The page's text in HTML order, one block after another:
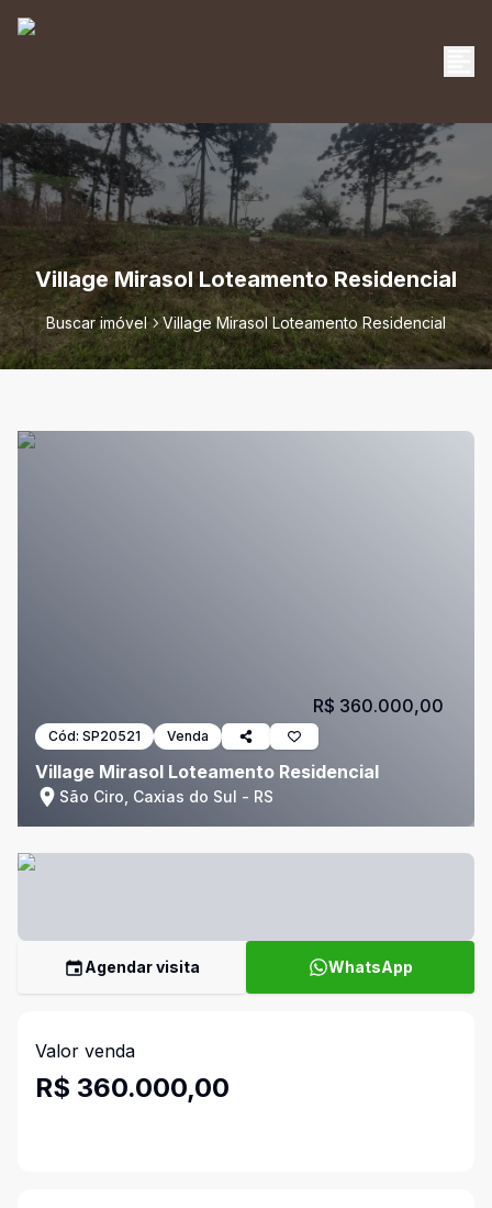
Village Mirasol Loteamento Residencial
Buscar imóvel Village Mirasol Loteamento Residencial
Cód: SP20521 Venda
Village Mirasol Loteamento Residencial
São Ciro, Caxias do Sul - RS
R$ 360.000,00
Agendar visita WhatsApp
Valor venda
R$ 360.000,00